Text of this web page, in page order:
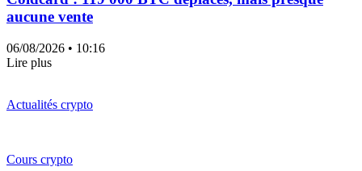
aucune vente
06/08/2026 • 10:16
Lire plus
Actualités crypto
Cours crypto